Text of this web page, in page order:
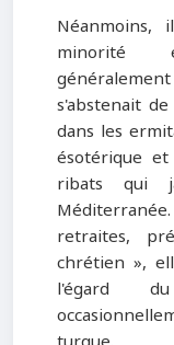
minorité
s'abstenait
dans les
ésotérique
ribats qui
retraites,
chrétien »,
l'égard